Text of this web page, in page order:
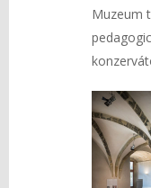
Muzeum